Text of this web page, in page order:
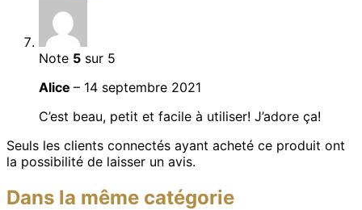
Note 5 sur 5
Alice – 14 septembre 2021
C’est beau, petit et facile à utiliser! J’adore ça!
Seuls les clients connectés ayant acheté ce produit ont
la possibilité de laisser un avis.
Dans la même catégorie